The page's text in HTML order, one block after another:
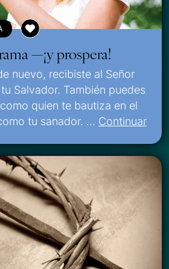
—¡y prospera!
nuevo, recibiste al Señor
Salvador. También puedes
quien te bautiza en el
tu sanador. … Continuar